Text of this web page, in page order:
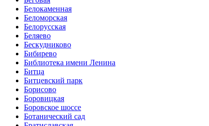
Белокаменная
Беломорская
Белорусская
Беляево
Бескудниково
Бибирево
Библиотека имени Ленина
Битца
Битцевский парк
Борисово
Боровицкая
Боровское шоссе
Ботанический сад